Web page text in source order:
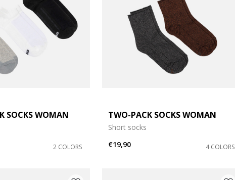
SOCKS WOMAN
2 COLORS
TWO-PACK SOCKS WOMAN
Short socks
€19,90
4 COLORS